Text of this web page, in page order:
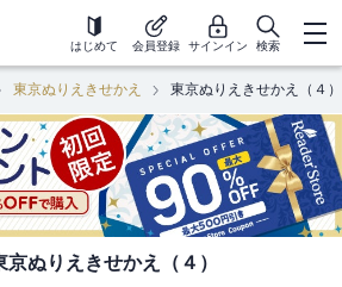
はじめて 会員登録 サインイン 検索
東京ぬりえきせかえ 東京ぬりえきせかえ（４）
京ぬりえきせかえ（４）